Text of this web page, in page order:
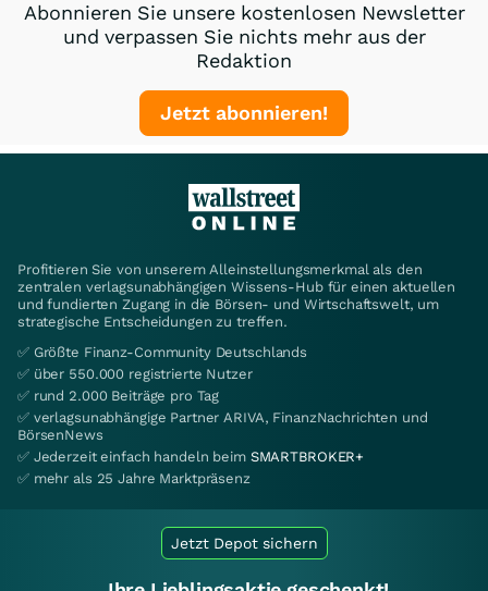
Abonnieren Sie unsere kostenlosen Newsletter
und verpassen Sie nichts mehr aus der
Redaktion
Jetzt abonnieren!
Profitieren Sie von unserem Alleinstellungsmerkmal als den
zentralen verlagsunabhängigen Wissens-Hub für einen aktuellen
und fundierten Zugang in die Börsen- und Wirtschaftswelt, um
strategische Entscheidungen zu treffen.
✅ Größte Finanz-Community Deutschlands
✅ über 550.000 registrierte Nutzer
✅ rund 2.000 Beiträge pro Tag
✅ verlagsunabhängige Partner ARIVA, FinanzNachrichten und
BörsenNews
✅ Jederzeit einfach handeln beim SMARTBROKER+
✅ mehr als 25 Jahre Marktpräsenz
Jetzt Depot sichern